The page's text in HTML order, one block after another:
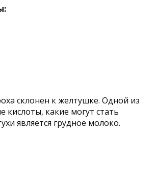
склонен к желтушке. Одной из
какие могут стать
является грудное молоко.